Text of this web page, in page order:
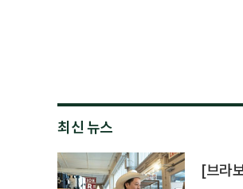
최신 뉴스
[브라